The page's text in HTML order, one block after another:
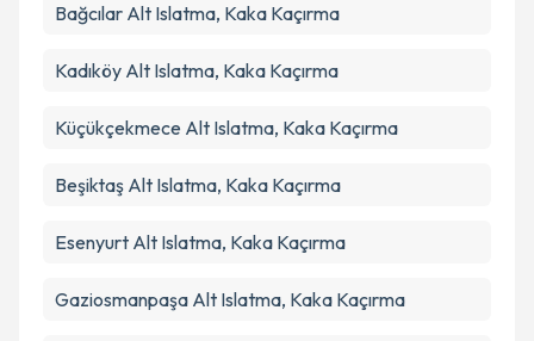
Bağcılar Alt Islatma, Kaka Kaçırma
Kadıköy Alt Islatma, Kaka Kaçırma
Küçükçekmece Alt Islatma, Kaka Kaçırma
Beşiktaş Alt Islatma, Kaka Kaçırma
Esenyurt Alt Islatma, Kaka Kaçırma
Gaziosmanpaşa Alt Islatma, Kaka Kaçırma